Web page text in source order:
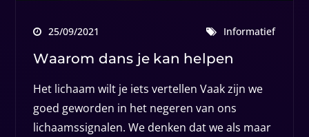
25/09/2021 Informatief
Waarom dans je kan helpen
Het lichaam wilt je iets vertellen Vaak zijn we
goed geworden in het negeren van ons
lichaamssignalen. We denken dat we als maar